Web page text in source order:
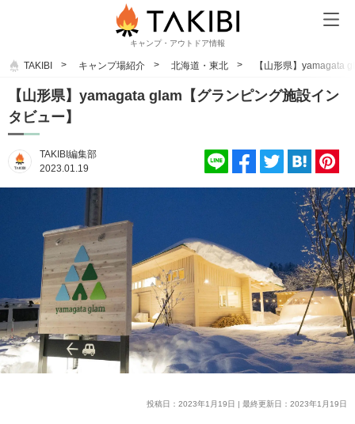
キャンプ・アウトドア情報
TAKIBI キャンプ場紹介 北海道・東北 【山形県】yamagata
【山形県】yamagata glam【グランピング施設イン
タビュー】
TAKIBI編集部
2023.01.19
投稿日：2023年1月19日 | 最終更新日：2023年1月19日